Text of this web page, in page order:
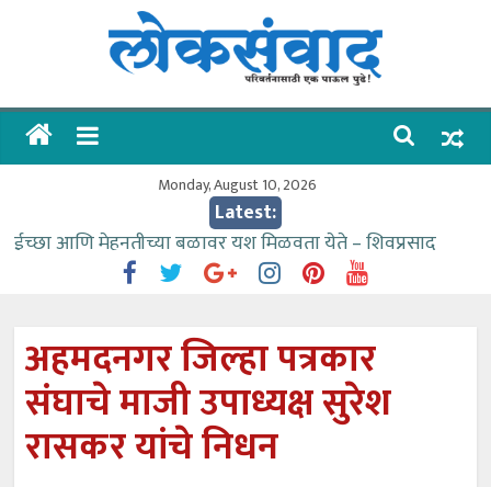
लोकसंवाद
ताज्या
Monday, August 10, 2026
Latest:
ईच्छा आणि मेहनतीच्या बळावर यश मिळवता येते – शिवप्रसाद
संजीवनीच्या विद्यार्थ्यांनी घेतली विमानतळ कार्यप्रणालीची माहिती
वाढीव निधी देण्यास पाणीपुरवठा मंत्री सकारात्मक – आ.आशुतोष
काळे
आत्मामालिक गुरूकूलाचे २२८ विद्यार्थी शिष्यवृत्तीस पात्र
अहमदनगर जिल्हा पत्रकार
संघाचे माजी उपाध्यक्ष सुरेश
रासकर यांचे निधन